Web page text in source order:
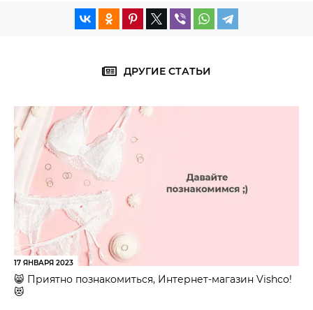
ДРУГИЕ СТАТЬИ
17 ЯНВАРЯ 2023
😸 Приятно познакомиться, Интернет-магазин Vishco!
😻